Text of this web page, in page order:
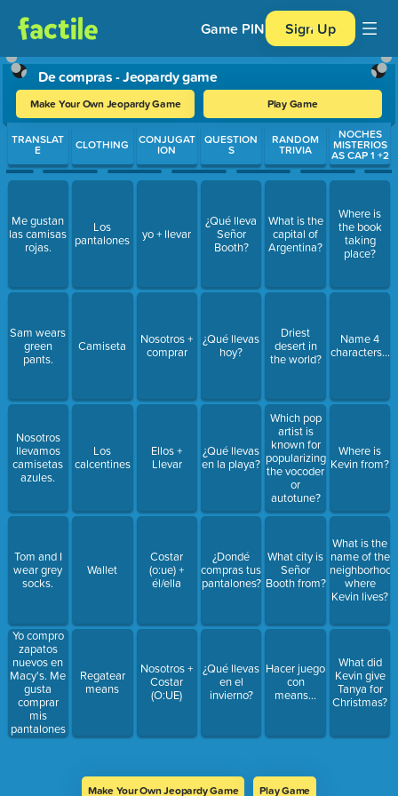
Game PIN Sign Up
De compras - Jeopardy game
Make Your Own Jeopardy Game Play Game
Use arrow keys to move between questions. Press Enter or
TRANSLAT
E
Me gustan
las camisas
rojas.
Sam wears
green
pants.
Nosotros
llevamos
camisetas
azules.
Tom and I
wear grey
socks.
Yo compro
zapatos
nuevos en
Macy's. Me
gusta
comprar
mis
pantalones
en Zara.
CLOTHING
Los
pantalones
Camiseta
Los
calcentines
Wallet
Regatear
means
CONJUGAT
ION
yo + llevar
Nosotros +
comprar
Ellos +
Llevar
Costar
(o:ue) +
él/ella
Nosotros +
Costar
(O:UE)
QUESTION
S
¿Qué lleva
Señor
Booth?
¿Qué llevas
hoy?
¿Qué llevas
en la playa?
¿Dondé
compras tus
pantalones?
¿Qué llevas
en el
invierno?
RANDOM
TRIVIA
What is the
capital of
Argentina?
Driest
desert in
the world?
Which pop
artist is
known for
popularizing
the vocoder
or
autotune?
What city is
Señor
Booth from?
Hacer juego
con
means...
NOCHES
MISTERIOS
AS CAP 1 +2
Where is
the book
taking
place?
Name 4
characters...
Where is
Kevin from?
What is the
name of the
neighborhood
where
Kevin lives?
What did
Kevin give
Tanya for
Christmas?
Make Your Own Jeopardy Game Play Game